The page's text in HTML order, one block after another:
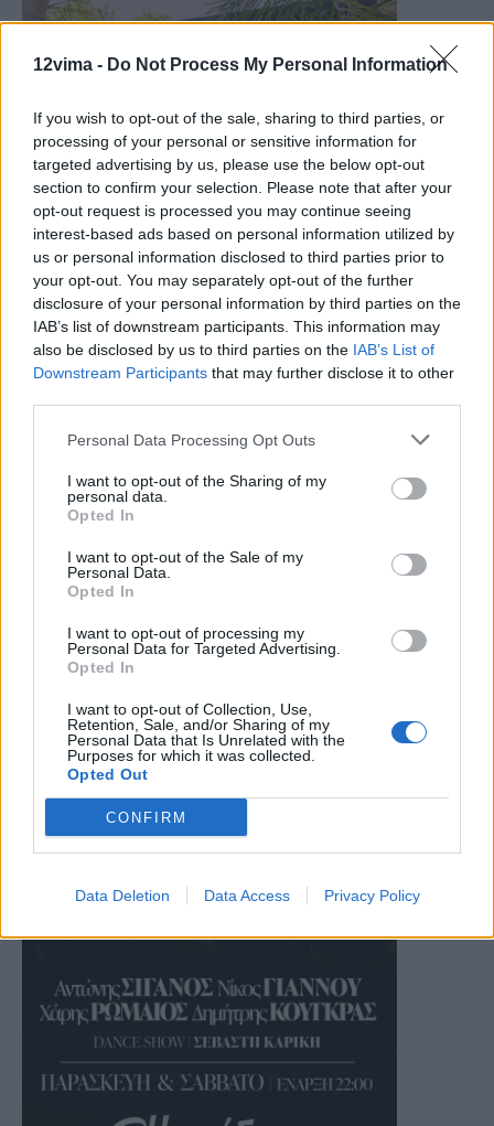
12vima - Do Not Process My Personal Information
If you wish to opt-out of the sale, sharing to third parties, or
processing of your personal or sensitive information for
targeted advertising by us, please use the below opt-out
section to confirm your selection. Please note that after your
opt-out request is processed you may continue seeing
interest-based ads based on personal information utilized by
us or personal information disclosed to third parties prior to
your opt-out. You may separately opt-out of the further
disclosure of your personal information by third parties on the
IAB’s list of downstream participants. This information may
also be disclosed by us to third parties on the IAB’s List of
Downstream Participants that may further disclose it to other
Personal Data Processing Opt Outs
I want to opt-out of the Sharing of my
personal data.
Opted In
I want to opt-out of the Sale of my
Personal Data.
Opted In
I want to opt-out of processing my
Personal Data for Targeted Advertising.
Opted In
I want to opt-out of Collection, Use,
Retention, Sale, and/or Sharing of my
Personal Data that Is Unrelated with the
Purposes for which it was collected.
Opted Out
CONFIRM
Data Deletion Data Access Privacy Policy